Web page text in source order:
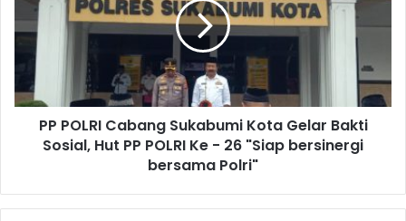
PP POLRI Cabang Sukabumi Kota Gelar Bakti
Sosial, Hut PP POLRI Ke - 26 "Siap bersinergi
bersama Polri"